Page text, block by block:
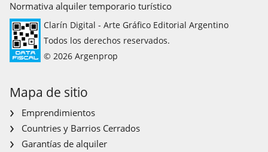
Normativa alquiler temporario turístico
Clarín Digital - Arte Gráfico Editorial Argentino
Todos los derechos reservados.
© 2026 Argenprop
Mapa de sitio
Emprendimientos
Countries y Barrios Cerrados
Garantías de alquiler